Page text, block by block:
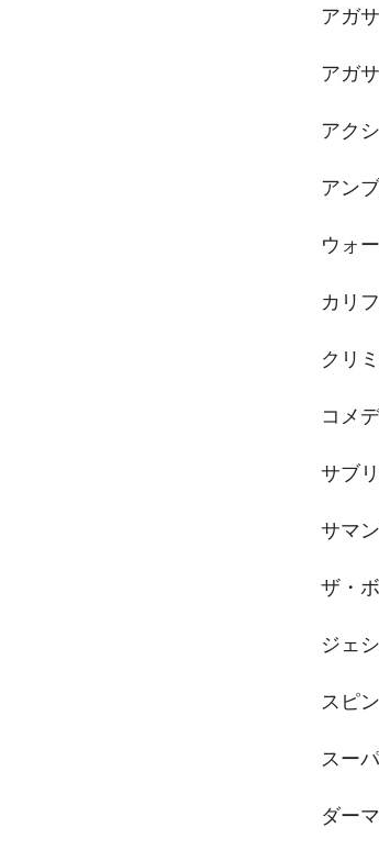
アガ
アガ
アク
アン
ウォ
カリ
クリ
コメ
サブ
サマ
ザ・
ジェ
スピ
スー
ダー